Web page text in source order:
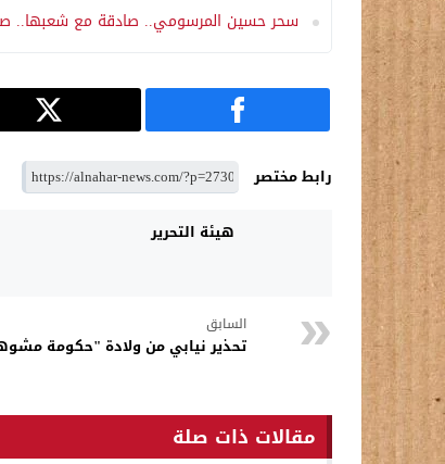
سحر حسين المرسومي.. صادقة مع شعبها..
رابط مختصر
هيئة التحرير
السابق
تحذير نيابي من ولادة "حكومة
مقالات ذات صلة